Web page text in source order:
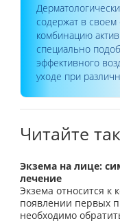
содержат в
комбинацию
специально
эффективного
уходе при
Читайте
Экзема на лице:
лечение
Экзема относится
появлении первых
необходимо